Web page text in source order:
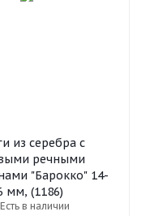
из серебра c
речными
"Барокко" 14-
мм, (1186)
Есть в наличии